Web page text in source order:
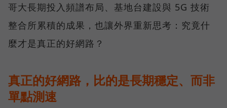
哥大長期投入頻譜布局、基地台建設與 5G 技術
整合所累積的成果，也讓外界重新思考：究竟什
麼才是真正的好網路？
真正的好網路，比的是長期穩定、而非
單點測速